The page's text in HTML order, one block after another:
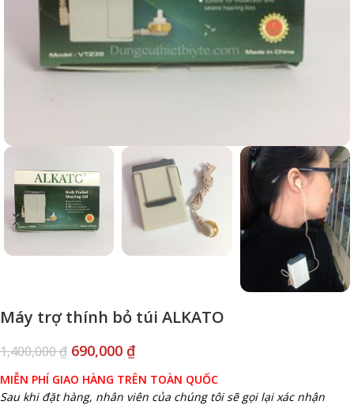
Máy trợ thính bỏ túi ALKATO
1,400,000₫ 690,000 ₫
MIỄN PHÍ GIAO HÀNG TRÊN TOÀN QUỐC
Sau khi đặt hàng, nhân viên của chúng tôi sẽ gọi lại xác nhận